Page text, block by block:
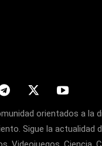
orientados a la
Sigue la actualidad